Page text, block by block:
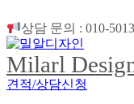
상담 문의 : 010-
Milarl
견적/상담신청